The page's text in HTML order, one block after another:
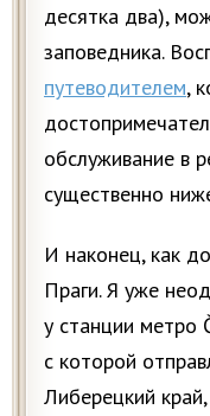
десятка два),
заповедника.
путеводителем,
обслуживание в
существенно
И наконец, как
Праги. Я уже
у станции метро
с которой
Либерецкий